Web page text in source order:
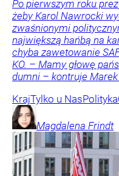
Po pierwszym roku
żeby Karol Nawrocki
zwaśnionymi
największą hańbą na
chyba zawetowanie
KO. – Mamy głowę
dumni – kontruje
KrajTylko u NasPolityka
Magdalena Frindt